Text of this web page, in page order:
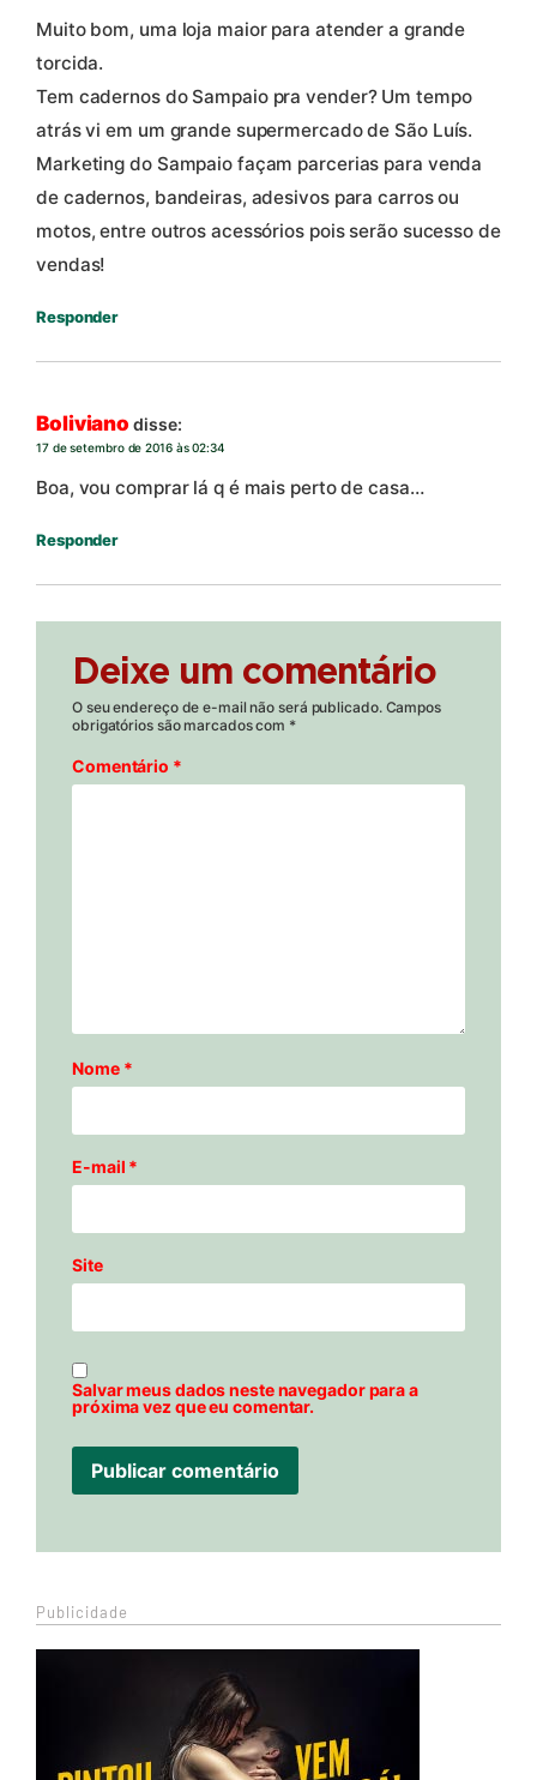
Muito bom, uma loja maior para atender a grande
torcida.
Tem cadernos do Sampaio pra vender? Um tempo
atrás vi em um grande supermercado de São Luís.
Marketing do Sampaio façam parcerias para venda
de cadernos, bandeiras, adesivos para carros ou
motos, entre outros acessórios pois serão sucesso de
vendas!
Responder
Boliviano disse:
17 de setembro de 2016 às 02:34
Boa, vou comprar lá q é mais perto de casa…
Responder
Deixe um comentário
O seu endereço de e-mail não será publicado. Campos
obrigatórios são marcados com *
Comentário *
Nome *
E-mail *
Site
Salvar meus dados neste navegador para a
próxima vez que eu comentar.
Publicidade